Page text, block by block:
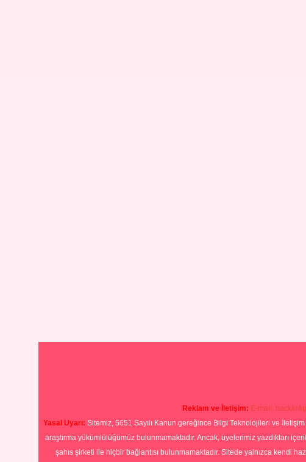
Reklam ve İletişim: E-mail:
Yasal Uyarı: Sitemiz, 5651 Sayılı Kanun gereğince Bilgi Teknolojileri ve
araştırma yükümlülüğümüz bulunmamaktadır. Ancak, üyelerimiz yazdıkları
şahıs şirketi ile hiçbir bağlantısı bulunmamaktadır. Sitede yalnızca kendi